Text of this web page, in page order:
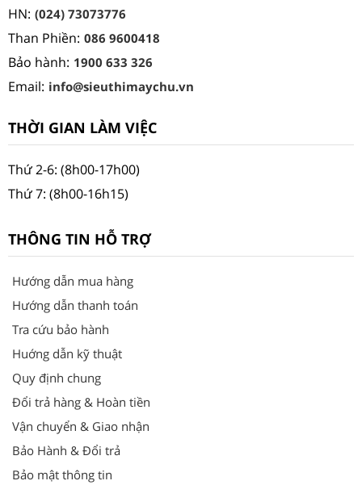
HN: (024) 73073776
Than Phiền: 086 9600418
Bảo hành: 1900 633 326
Email: info@sieuthimaychu.vn
THỜI GIAN LÀM VIỆC
Thứ 2-6: (8h00-17h00)
Thứ 7: (8h00-16h15)
THÔNG TIN HỖ TRỢ
Hướng dẫn mua hàng
Hướng dẫn thanh toán
Tra cứu bảo hành
Huớng dẫn kỹ thuật
Quy định chung
Đổi trả hàng & Hoàn tiền
Vận chuyển & Giao nhận
Bảo Hành & Đổi trả
Bảo mật thông tin